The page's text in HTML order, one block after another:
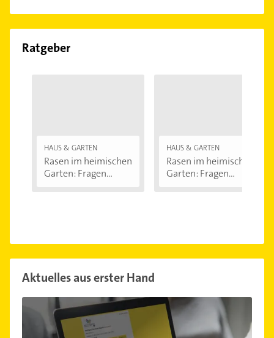
Ratgeber
HAUS & GARTEN
Rasen im heimischen
Garten: Fragen...
HAUS & GARTEN
Rasen im heimischen
Garten: Fragen...
Aktuelles aus erster Hand